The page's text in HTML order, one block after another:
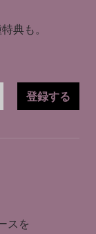
典も。
登録する
スを